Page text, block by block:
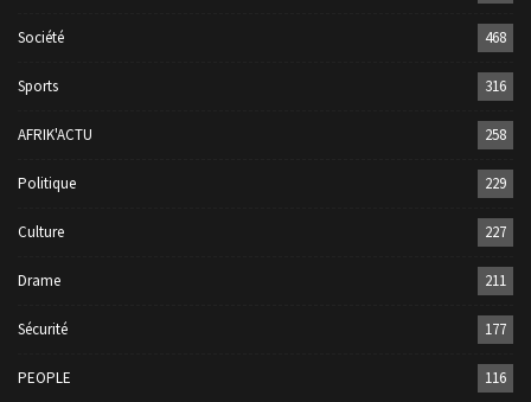
Société 468
Sports 316
AFRIK'ACTU 258
Politique 229
Culture 227
Drame 211
Sécurité 177
PEOPLE 116